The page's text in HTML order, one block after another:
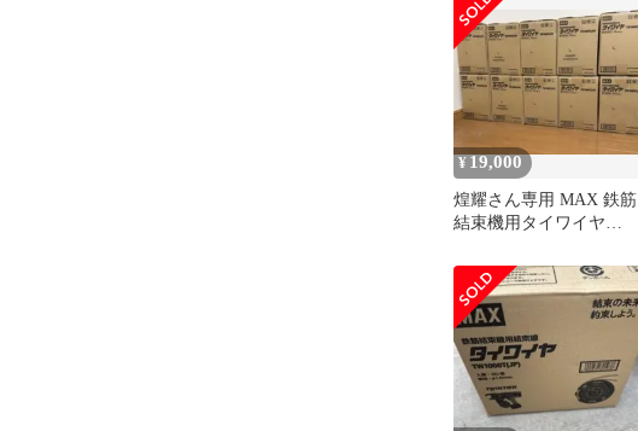
¥ 19,000
煌耀さん専用 MAX 鉄筋
結束機用タイワイヤ